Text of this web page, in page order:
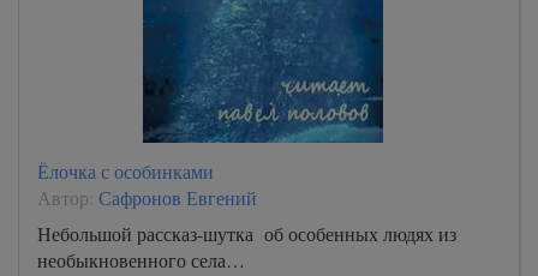
Ёлочка с особинками
Автор: Сафронов Евгений
Небольшой рассказ-шутка об особенных людях из
необыкновенного села…